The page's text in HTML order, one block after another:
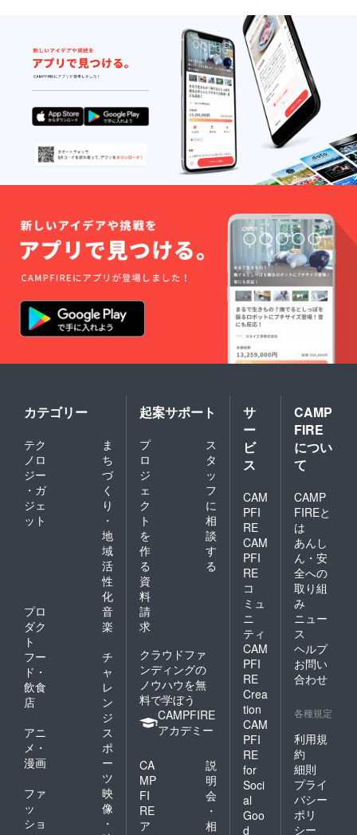
ます。
性もご
ざいま
す。ご
了承く
ださ
い。 ※
ご注文
状況、
使用部
材の供
給状
況、製
造工程
上の都
より出
荷時期
が遅れ
る場合
があり
ます
カテゴリー
テク
ノロ
ジー
・ガ
ジェ
ット
ま
ち
づ
く
り
・
地
域
活
性
化
プロ
ダク
ト
音
楽
フー
ド・
飲食
店
チ
ャ
レ
ン
ジ
アニ
メ・
漫画
ス
ポ
ー
ツ
ファ
ッ
ショ
映
像
・
起案サポート
プ
ロ
ジ
ェ
ク
ト
を
作
る
ス
タ
ッ
フ
に
相
談
す
る
資
料
請
求
クラウドファ
ンディングの
ノウハウを無
料で学ぼう
CAMPFIRE
アカデミー
CA
MP
FI
RE
ア
説
明
会
・
相
サ
ー
ビ
ス
CAM
PFI
RE
CAM
PFI
RE
コ
ミュ
ニ
ティ
CAM
PFI
RE
Crea
tion
CAM
PFI
RE
for
Soci
al
Goo
d
CAMP
FIRE
につい
て
CAMP
FIREと
は
あんし
ん・安
全への
取り組
み
ニュー
ス
ヘルプ
お問い
合わせ
各種規定
利用規
約
細則
プライ
バシー
ポリ
シー